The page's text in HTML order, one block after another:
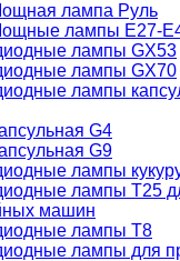
лампа Руль
лампы E27-
лампы GX53
лампы GX70
лампы
G4
G9
лампы
лампы T25
машин
лампы T8
лампы для